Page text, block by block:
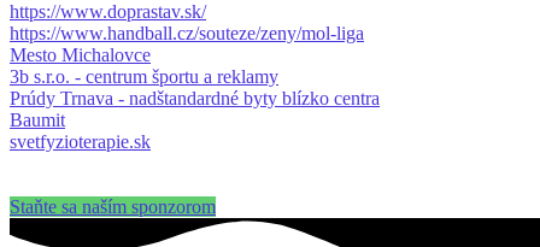
https://www.doprastav.sk/
https://www.handball.cz/souteze/zeny/mol-liga
Mesto Michalovce
3b s.r.o. - centrum športu a reklamy
Prúdy Trnava - nadštandardné byty blízko centra
Baumit
svetfyzioterapie.sk
Staňte sa naším sponzorom